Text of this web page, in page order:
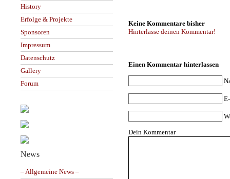
History
Erfolge & Projekte
Sponsoren
Impressum
Datenschutz
Gallery
Forum
News
– Allgemeine News –
Keine Kommentare bisher
Hinterlasse deinen Kommentar!
Einen Kommentar hinterlassen
Dein Kommentar